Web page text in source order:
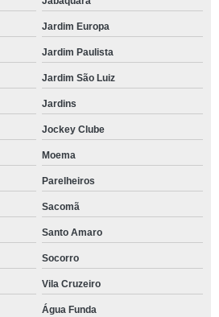
Jardim Europa
Jardim Paulista
Jardim São Luiz
Jardins
Jockey Clube
Moema
Parelheiros
Sacomã
Santo Amaro
Socorro
Vila Cruzeiro
Água Funda